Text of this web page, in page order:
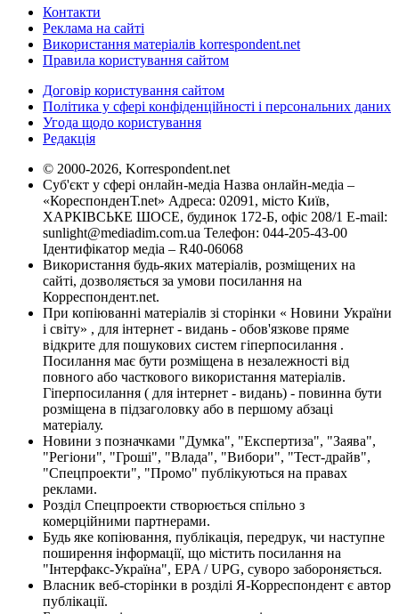
Контакти
Реклама на сайті
Використання матеріалів korrespondent.net
Правила користування сайтом
Договір користування сайтом
Політика у сфері конфіденційності і персональних даних
Угода щодо користування
Редакція
© 2000-2026, Korrespondent.net
Суб'єкт у сфері онлайн-медіа Назва онлайн-медіа –
«КореспонденТ.net» Адреса: 02091, місто Київ,
ХАРКІВСЬКЕ ШОСЕ, будинок 172-Б, офіс 208/1 E-mail:
sunlight@mediadim.com.ua Телефон: 044-205-43-00
Ідентифікатор медіа – R40-06068
Використання будь-яких матеріалів, розміщених на
сайті, дозволяється за умови посилання на
Корреспондент.net.
При копіюванні матеріалів зі сторінки « Новини України
і світу» , для інтернет - видань - обов'язкове пряме
відкрите для пошукових систем гіперпосилання .
Посилання має бути розміщена в незалежності від
повного або часткового використання матеріалів.
Гіперпосилання ( для інтернет - видань) - повинна бути
розміщена в підзаголовку або в першому абзаці
матеріалу.
Новини з позначками "Думка", "Експертиза", "Заява",
"Регіони", "Гроші", "Влада", "Вибори", "Тест-драйв",
"Спецпроекти", "Промо" публікуються на правах
реклами.
Розділ Спецпроекти створюється спільно з
комерційними партнерами.
Будь яке копіювання, публікація, передрук, чи наступне
поширення інформації, що містить посилання на
"Інтерфакс-Україна", EPA / UPG, суворо забороняється.
Власник веб-сторінки в розділі Я-Корреспондент є автор
публікації.